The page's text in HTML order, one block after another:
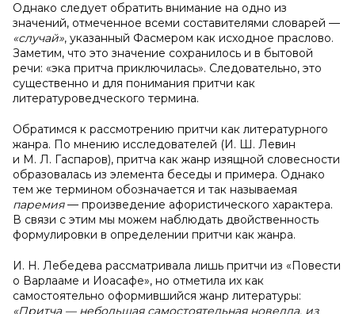
Однако следует обратить внимание на одно из
значений, отмеченное всеми составителями словарей —
«случай», указанный Фасмером как исходное праслово.
Заметим, что это значение сохранилось и в бытовой
речи: «эка притча приключилась». Следовательно, это
существенно и для понимания притчи как
литературоведческого термина.
Обратимся к рассмотрению притчи как литературного
жанра. По мнению исследователей (И. Ш. Левин
и М. Л. Гаспаров), притча как жанр изящной словесности
образовалась из элемента беседы и примера. Однако
тем же термином обозначается и так называемая
паремия— произведение афористического характера.
В связи с этим мы можем наблюдать двойственность
формулировки в определении притчи как жанра.
И. Н. Лебедева рассматривала лишь притчи из «Повести
о Варлааме и Иоасафе», но отметила их как
самостоятельно оформившийся жанр литературы:
«Притча — небольшая самостоятельная новелла, из